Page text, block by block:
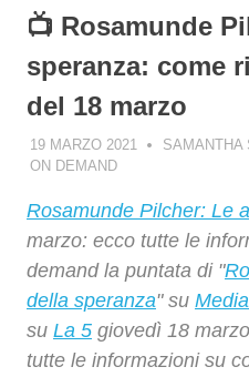
📺 Rosamunde
speranza: come
del 18 marzo
19 MARZO 2021
SAMANTHA
ON DEMAND
Rosamunde Pilcher: Le
marzo: ecco tutte le
demand la puntata di "
della speranza" su
su La 5 giovedì 18
tutte le informazioni su